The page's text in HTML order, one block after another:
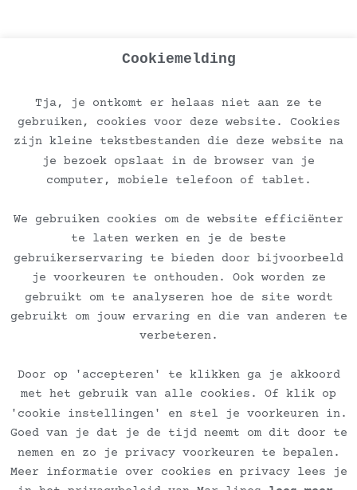
Veelgestelde vragen
Algemene voorwaarden dienstverlening
Algemene voorwaarden kunstverkoop
Verzend en retourbeleid
Privacybeleid
Cookiemelding
Tja, je ontkomt er helaas niet aan ze te
gebruiken, cookies voor deze website. Cookies
zijn kleine tekstbestanden die deze website na
je bezoek opslaat in de browser van je
computer, mobiele telefoon of tablet.
We gebruiken cookies om de website efficiënter
te laten werken en je de beste
gebruikerservaring te bieden door bijvoorbeeld
je voorkeuren te onthouden. Ook worden ze
gebruikt om te analyseren hoe de site wordt
gebruikt om jouw ervaring en die van anderen te
verbeteren.
Door op 'accepteren' te klikken ga je akkoord
met het gebruik van alle cookies. Of klik op
'cookie instellingen' en stel je voorkeuren in.
Goed van je dat je de tijd neemt om dit door te
nemen en zo je privacy voorkeuren te bepalen.
Meer informatie over cookies en privacy lees je